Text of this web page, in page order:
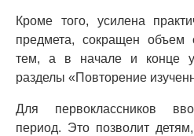
Кроме того, усилена
предмета, сокращен объем
тем, а в начале и конце
разделы «Повторение
Для первоклассников
период. Это позволит